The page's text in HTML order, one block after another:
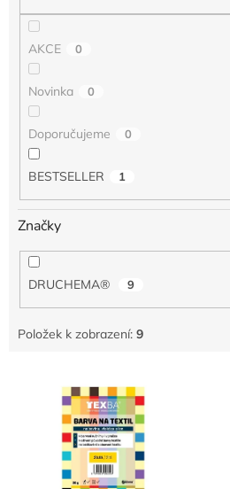
AKCE 0
Novinka 0
Doporučujeme 0
BESTSELLER 1
Značky
DRUCHEMA® 9
Položek k zobrazení: 9